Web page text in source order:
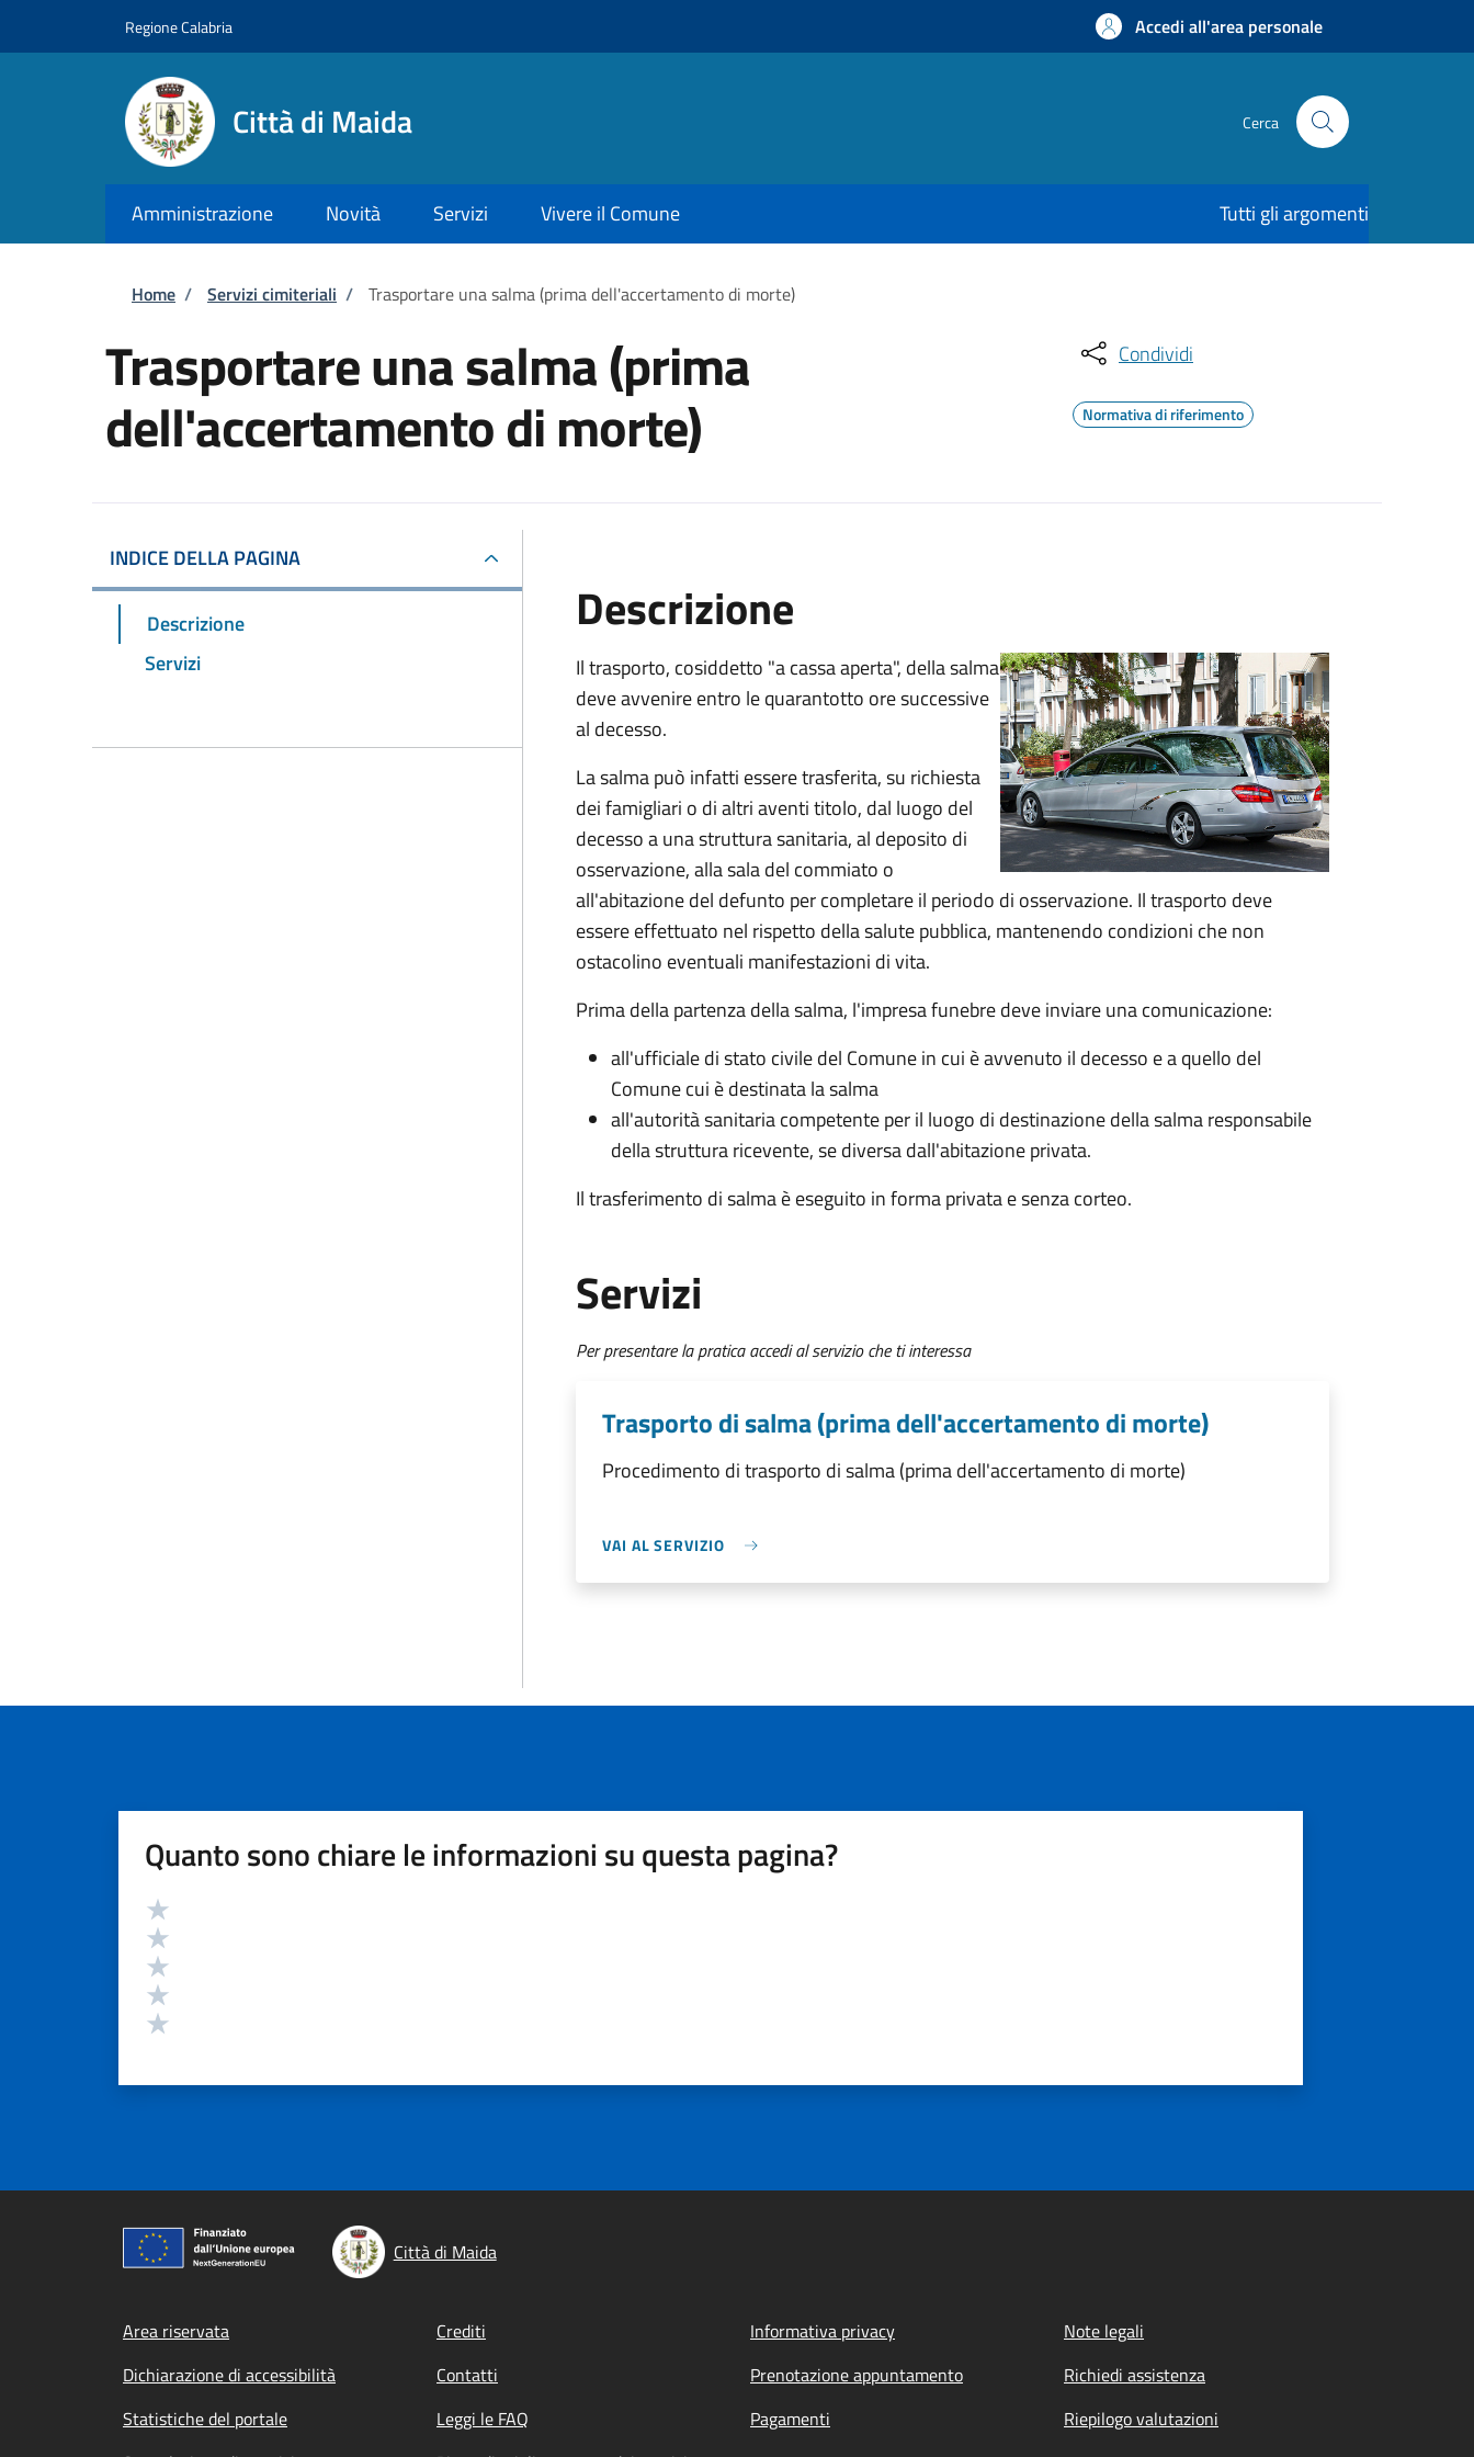
Regione Calabria Accedi all'area personale
Città di Maida Cerca
Amministrazione Novità Servizi Vivere il Comune Tutti gli argomenti
Briciole di pane
Home / Servizi cimiteriali / Trasportare una salma (prima dell'accertamento di morte)
Trasportare una salma (prima
dell'accertamento di morte)
Condividi
Normativa di riferimento
INDICE DELLA PAGINA
Descrizione
Servizi
Descrizione
Il trasporto, cosiddetto "a cassa aperta", della salma
deve avvenire entro le quarantotto ore successive
al decesso.
La salma può infatti essere trasferita, su richiesta
dei famigliari o di altri aventi titolo, dal luogo del
decesso a una struttura sanitaria, al deposito di
osservazione, alla sala del commiato o
all'abitazione del defunto percompletare il periodo di osservazione. Il trasporto deve
essere effettuato nel rispetto della salute pubblica, mantenendo condizioni che non
ostacolino eventuali manifestazioni di vita.
Prima della partenza della salma, l'impresa funebre deve inviare una comunicazione:
all'ufficiale di stato civile del Comune in cui è avvenuto il decesso e a quello del
Comune cui è destinata la salma
all'autorità sanitaria competente per il luogo di destinazione della salma responsabile
della struttura ricevente, se diversa dall'abitazione privata.
Il trasferimento di salma è eseguito in forma privata e senza corteo.
Servizi
Per presentare la pratica accedi al servizio che ti interessa
Trasporto di salma (prima dell'accertamento di morte)
Procedimento di trasporto di salma (prima dell'accertamento di morte)
VAI AL SERVIZIO
Quanto sono chiare le informazioni su questa pagina?
Valutazione
Città di Maida
Footer menu
Area riservata Crediti Informativa privacy
Note legali
Dichiarazione di accessibilità
Contatti Prenotazione appuntamento
Richiedi assistenza
Statistiche del portale
Leggi le FAQ Pagamenti
Riepilogo valutazioni